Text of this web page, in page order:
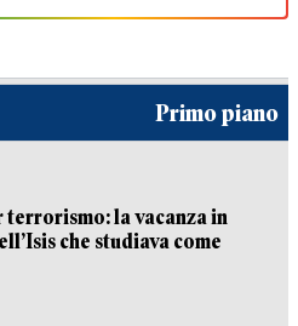
Primo piano
la vacanza in
che studiava come